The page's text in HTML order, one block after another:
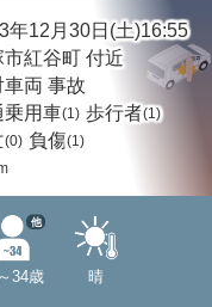
年12月30日(土)16:55
市紅谷町 付近
車両 事故
乗用車(1) 歩行者(1)
(0) 負傷(1)
34歳
他
晴